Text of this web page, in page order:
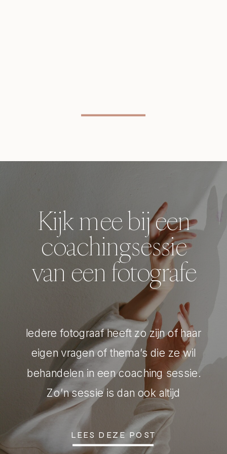
Kijk mee bij een
coachingsessie
van een fotografe
Iedere fotograaf heeft zo zijn of haar
eigen vragen of thema’s die ze wil
behandelen in een coaching sessie.
Zo’n sessie is dan ook altijd
afgestemd op jouw eigen wensen.
De basis van een sessie of een
LEES DEZE POST